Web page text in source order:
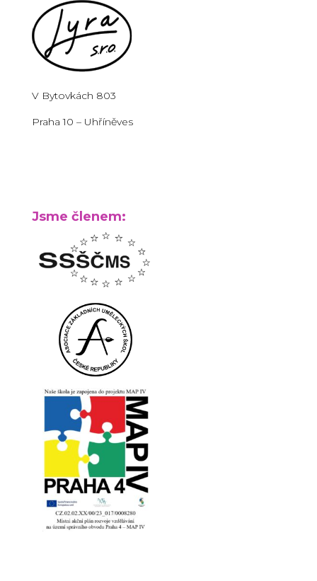
V Bytovkách 803
Praha 10 – Uhříněves
Jsme členem: